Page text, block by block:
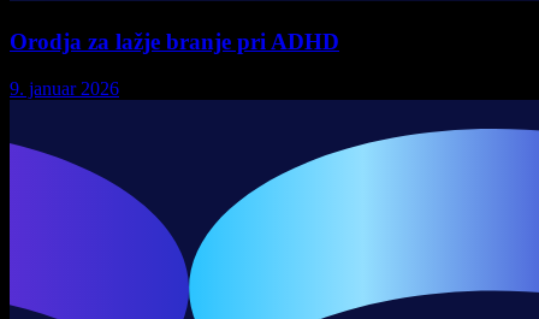
Orodja za lažje branje pri ADHD
9. januar 2026